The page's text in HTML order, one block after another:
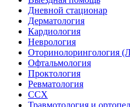
Дневной стационар
Дерматология
Кардиология
Неврология
Оторинолорингология
Офтальмология
Проктология
Ревматология
ССХ
Травмотология и